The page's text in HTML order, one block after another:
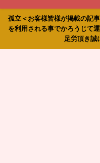
孤立＜お客様皆様が掲載の記
を利用される事でかろうじて
足労頂き誠